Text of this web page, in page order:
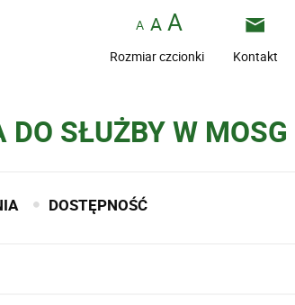
Rozmiar czcionki Kontakt
DO SŁUŻBY W MOSG
DOSTĘPNOŚĆ